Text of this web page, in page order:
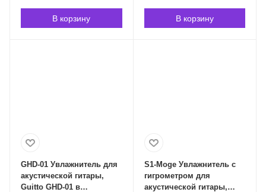
В корзину В корзину
GHD-01 Увлажнитель для
акустической гитары,
Guitto GHD-01 в
S1-Moge Увлажнитель с
гигрометром для
акустической гитары,